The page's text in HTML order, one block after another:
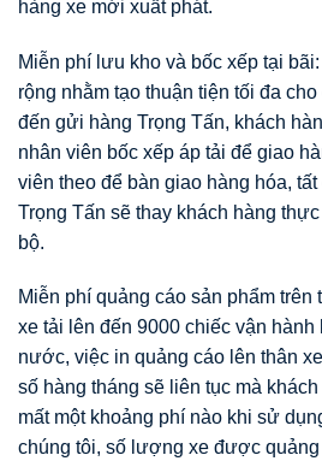
hàng xe mới xuất phát.
Miễn phí lưu kho và bốc xếp tại
rộng nhằm tạo thuận tiện tối đa
đến gửi hàng Trọng Tấn, khách
nhân viên bốc xếp áp tải để giao
viên theo để bàn giao hàng hóa,
Trọng Tấn sẽ thay khách hàng
bộ.
Miễn phí quảng cáo sản phẩm trên
xe tải lên đến 9000 chiếc vận hành
nước, việc in quảng cáo lên thân
số hàng tháng sẽ liên tục mà
mất một khoảng phí nào khi sử
chúng tôi, số lượng xe được